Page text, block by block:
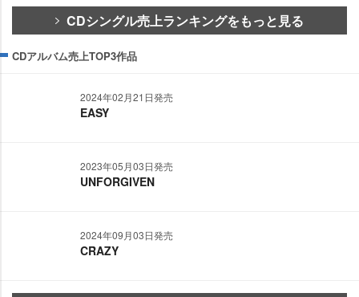
CDシングル売上ランキングをもっと見る
CDアルバム売上TOP3作品
2024年02月21日発売
EASY
2023年05月03日発売
UNFORGIVEN
2024年09月03日発売
CRAZY